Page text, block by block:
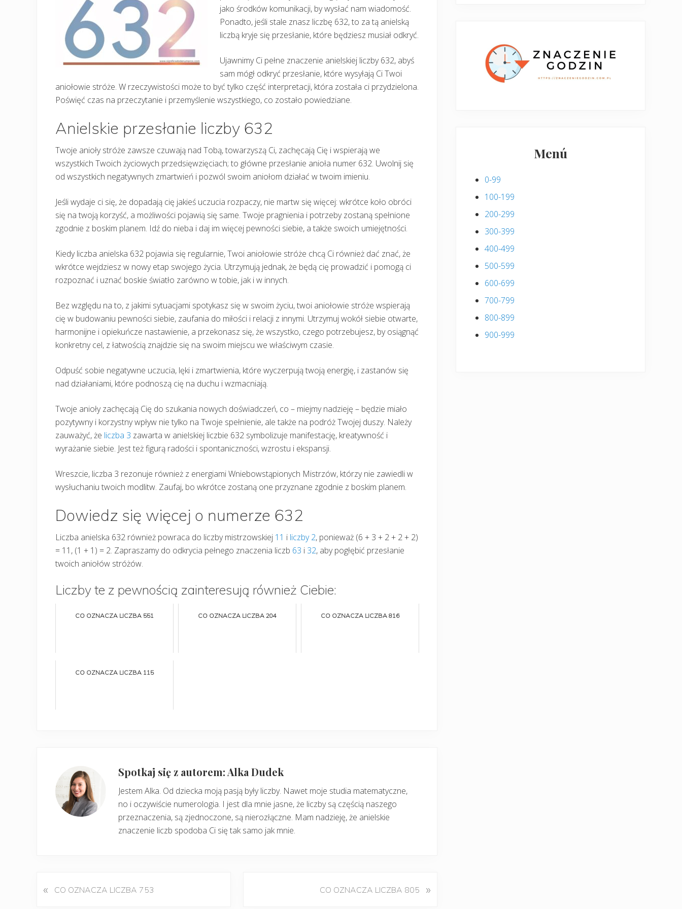
jako środków komunikacji, by wysłać nam wiadomość.
Ponadto, jeśli stale znasz liczbę 632, to za tą anielską
liczbą kryje się przesłanie, które będziesz musiał odkryć.
Ujawnimy Ci pełne znaczenie anielskiej liczby 632, abyś
sam mógł odkryć przesłanie, które wysyłają Ci Twoi
aniołowie stróże. W rzeczywistości może to być tylko część interpretacji, która została ci przydzielona.
Poświęć czas na przeczytanie i przemyślenie wszystkiego, co zostało powiedziane.
Anielskie przesłanie liczby 632
Twoje anioły stróże zawsze czuwają nad Tobą, towarzyszą Ci, zachęcają Cię i wspierają we
wszystkich Twoich życiowych przedsięwzięciach; to główne przesłanie anioła numer 632. Uwolnij się
od wszystkich negatywnych zmartwień i pozwól swoim aniołom działać w twoim imieniu.
Jeśli wydaje ci się, że dopadają cię jakieś uczucia rozpaczy, nie martw się więcej: wkrótce koło obróci
się na twoją korzyść, a możliwości pojawią się same. Twoje pragnienia i potrzeby zostaną spełnione
zgodnie z boskim planem. Idź do nieba i daj im więcej pewności siebie, a także swoich umiejętności.
Kiedy liczba anielska 632 pojawia się regularnie, Twoi aniołowie stróże chcą Ci również dać znać, że
wkrótce wejdziesz w nowy etap swojego życia. Utrzymują jednak, że będą cię prowadzić i pomogą ci
rozpoznać i uznać boskie światło zarówno w tobie, jak i w innych.
Bez względu na to, z jakimi sytuacjami spotykasz się w swoim życiu, twoi aniołowie stróże wspierają
cię w budowaniu pewności siebie, zaufania do miłości i relacji z innymi. Utrzymuj wokół siebie otwarte,
harmonijne i opiekuńcze nastawienie, a przekonasz się, że wszystko, czego potrzebujesz, by osiągnąć
konkretny cel, z łatwością znajdzie się na swoim miejscu we właściwym czasie.
Odpuść sobie negatywne uczucia, lęki i zmartwienia, które wyczerpują twoją energię, i zastanów się
nad działaniami, które podnoszą cię na duchu i wzmacniają.
Twoje anioły zachęcają Cię do szukania nowych doświadczeń, co – miejmy nadzieję – będzie miało
pozytywny i korzystny wpływ nie tylko na Twoje spełnienie, ale także na podróż Twojej duszy. Należy
zauważyć, że liczba 3 zawarta w anielskiej liczbie 632 symbolizuje manifestację, kreatywność i
wyrażanie siebie. Jest też figurą radości i spontaniczności, wzrostu i ekspansji.
Wreszcie, liczba 3 rezonuje również z energiami Wniebowstąpionych Mistrzów, którzy nie zawiedli w
wysłuchaniu twoich modlitw. Zaufaj, bo wkrótce zostaną one przyznane zgodnie z boskim planem.
Dowiedz się więcej o numerze 632
Liczba anielska 632 również powraca do liczby mistrzowskiej 11 i liczby 2, ponieważ (6 + 3 + 2 + 2 + 2)
= 11, (1 + 1) = 2. Zapraszamy do odkrycia pełnego znaczenia liczb 63 i 32, aby pogłębić przesłanie
twoich aniołów stróżów.
Liczby te z pewnością zainteresują również Ciebie:
CO OZNACZA LICZBA 551 CO OZNACZA LICZBA 204 CO OZNACZA LICZBA 816
CO OZNACZA LICZBA 115
Spotkaj się z autorem: Alka Dudek
Jestem Alka. Od dziecka moją pasją były liczby. Nawet moje studia matematyczne,
no i oczywiście numerologia. I jest dla mnie jasne, że liczby są częścią naszego
przeznaczenia, są zjednoczone, są nierozłączne. Mam nadzieję, że anielskie
znaczenie liczb spodoba Ci się tak samo jak mnie.
P
« CO OZNACZA LICZBA 753 CO OZNACZA LICZBA 805 »
Menú
0-99
100-199
200-299
300-399
400-499
500-599
600-699
700-799
800-899
900-999